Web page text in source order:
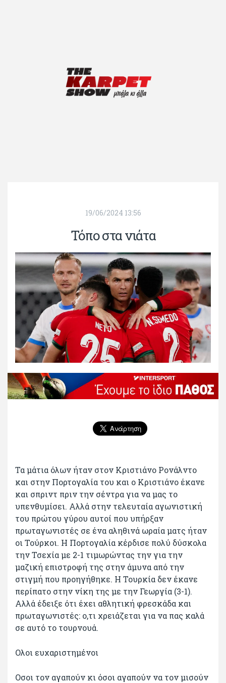
19/06/2024 13:56
Τόπο στα νιάτα
Τα μάτια όλων ήταν στον Κριστιάνο Ρονάλντο
και στην Πορτογαλία του και ο Κριστιάνο έκανε
και σπριντ πριν την σέντρα για να μας το
υπενθυμίσει. Αλλά στην τελευταία αγωνιστική
του πρώτου γύρου αυτοί που υπήρξαν
πρωταγωνιστές σε ένα αληθινά ωραία ματς ήταν
οι Τούρκοι. Η Πορτογαλία κέρδισε πολύ δύσκολα
την Τσεχία με 2-1 τιμωρώντας την για την
μαζική επιστροφή της στην άμυνα από την
στιγμή που προηγήθηκε. Η Τουρκία δεν έκανε
περίπατο στην νίκη της με την Γεωργία (3-1).
Αλλά έδειξε ότι έχει αθλητική φρεσκάδα και
πρωταγωνιστές: ο,τι χρειάζεται για να πας καλά
σε αυτό το τουρνουά.
Ολοι ευχαριστημένοι
Οσοι τον αγαπούν κι όσοι αγαπούν να τον μισούν